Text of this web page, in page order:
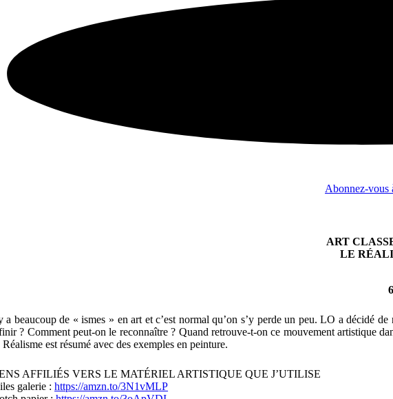
Abonnez-vous
ART
LE
a beaucoup de « ismes » en art et c’est normal qu’on s’y perde un peu. LO a décidé
? Comment peut-on le reconnaître ? Quand retrouve-t-on ce mouvement artistique
est résumé avec des exemples en peinture.
AFFILIÉS VERS LE MATÉRIEL ARTISTIQUE QUE J’UTILISE
galerie :https://amzn.to/3N1vMLP